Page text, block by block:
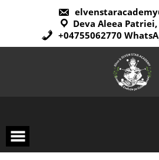
Deva Aleea
+04755062770